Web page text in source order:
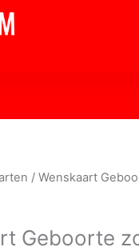
/ Wenskaart
Geboorte